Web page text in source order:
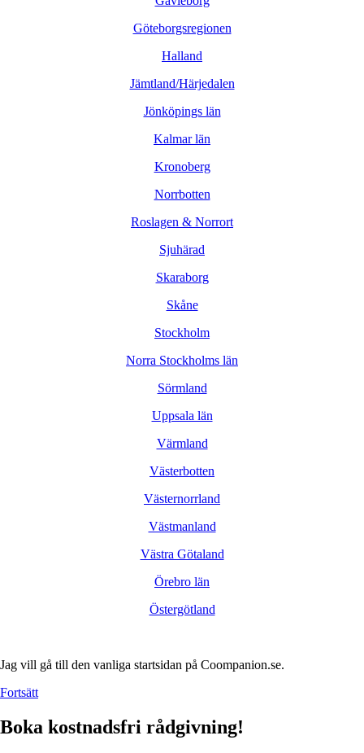
Göteborgsregionen
Halland
Jämtland/Härjedalen
Jönköpings län
Kalmar län
Kronoberg
Norrbotten
Roslagen & Norrort
Sjuhärad
Skaraborg
Skåne
Stockholm
Norra Stockholms län
Sörmland
Uppsala län
Värmland
Västerbotten
Västernorrland
Västmanland
Västra Götaland
Örebro län
Östergötland
Jag vill gå till den vanliga startsidan på Coompanion.se.
Fortsätt
Boka kostnadsfri rådgivning!